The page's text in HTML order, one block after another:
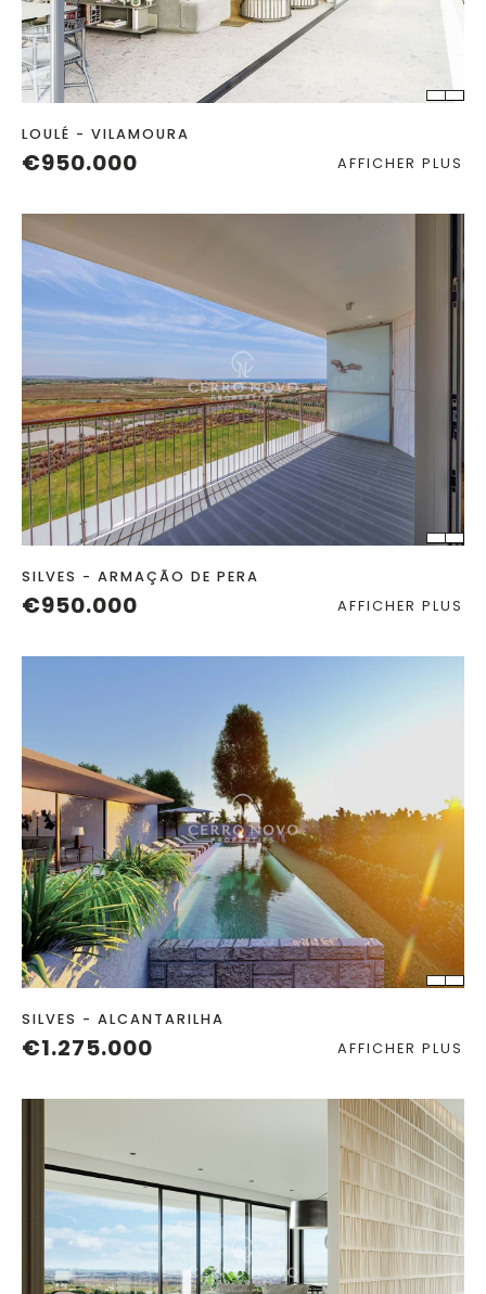
CHAMBRES SALLES DE BAIN
LOULÉ - VILAMOURA
€950.000 AFFICHER PLUS
CHAMBRES SALLES DE BAIN
SILVES - ARMAÇÃO DE PERA
€950.000 AFFICHER PLUS
CHAMBRES SALLES DE BAIN
TERRAIN
2
SILVES - ALCANTARILHA
€1.275.000 AFFICHER PLUS